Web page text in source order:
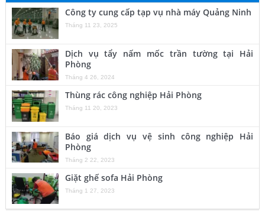
Công ty cung cấp tạp vụ nhà máy Quảng Ninh
Tháng 11 23, 2025
Dịch vụ tẩy nấm mốc trần tường tại Hải
Phòng
Tháng 4 26, 2024
Thùng rác công nghiệp Hải Phòng
Tháng 11 20, 2023
Báo giá dịch vụ vệ sinh công nghiệp Hải
Phòng
Tháng 2 22, 2023
Giặt ghế sofa Hải Phòng
Tháng 1 27, 2023